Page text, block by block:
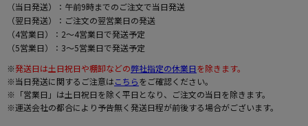
（当日発送）：午前9時までのご注文で当日発送
（翌日発送）：ご注文の翌営業日の発送
（4営業日）：2～4営業日で発送予定
（5営業日）：3～5営業日で発送予定
※発送日は土日祝日や棚卸などの弊社指定の休業日を除きます。
※当日発送に関するご注意はこちらをご確認ください。
※「営業日」は土日祝日を除く平日となり、ご注文の当日を除きます。
※運送会社の都合により予告無く発送日程が前後する場合がございます。